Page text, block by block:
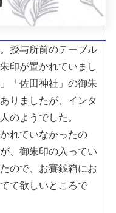
授与所前のテーブル
印が置かれていまし
「佐田神社」の御朱
りましたが、インタ
のようでした。
れていなかったの
、御朱印の入ってい
ので、お賽銭箱にお
て欲しいところで